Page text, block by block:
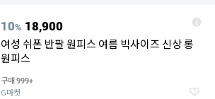
10% 18,900
여성 쉬폰 반팔 원피스 여름 빅사이즈 신상 롱
원피스
구매999+
G마켓